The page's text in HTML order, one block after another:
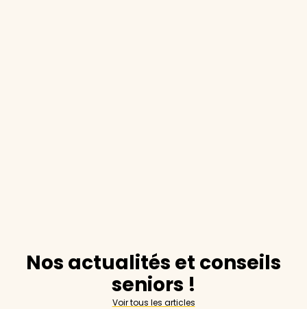
Nos actualités et conseils
seniors !
Voir tous les articles